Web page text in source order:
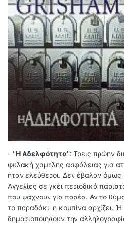
- ''Η Αδελφότητα'': Τρεις πρώην
φυλακή χαμηλής ασφάλειας για
ήταν ελεύθεροι. Δεν έβαλαν όμως
Αγγελίες σε γκέι περιοδικά
που ψάχνουν για παρέα. Αν το
το παραδάκι, η κομπίνα αρχίζει.
δημοσιοποιήσουν την